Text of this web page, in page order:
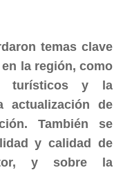
temas clave
la región, como
turísticos y la
actualización de
También se
y calidad de
y sobre la